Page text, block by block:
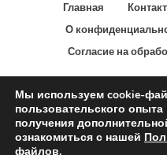
Главная
О
Согласие на
МФИТНЕСЭксклюзивный
Мы используем cookie-
пользовательского
получения
ознакомиться с нашей
файлов.